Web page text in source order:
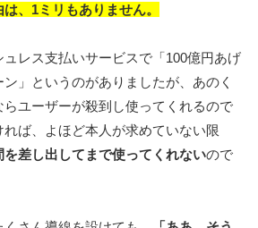
、1ミリもありません。
レス支払いサービスで「100億円あげ
」というのがありましたが、あのく
らユーザーが殺到し使ってくれるので
れば、よほど本人が求めていない限
差し出してまで使ってくれないので